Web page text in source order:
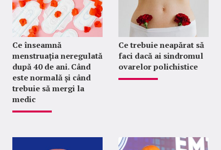
Ce înseamnă
menstruația neregulată
după 40 de ani. Când
este normală și când
trebuie să mergi la
medic
Ce trebuie neapărat să
faci dacă ai sindromul
ovarelor polichistice